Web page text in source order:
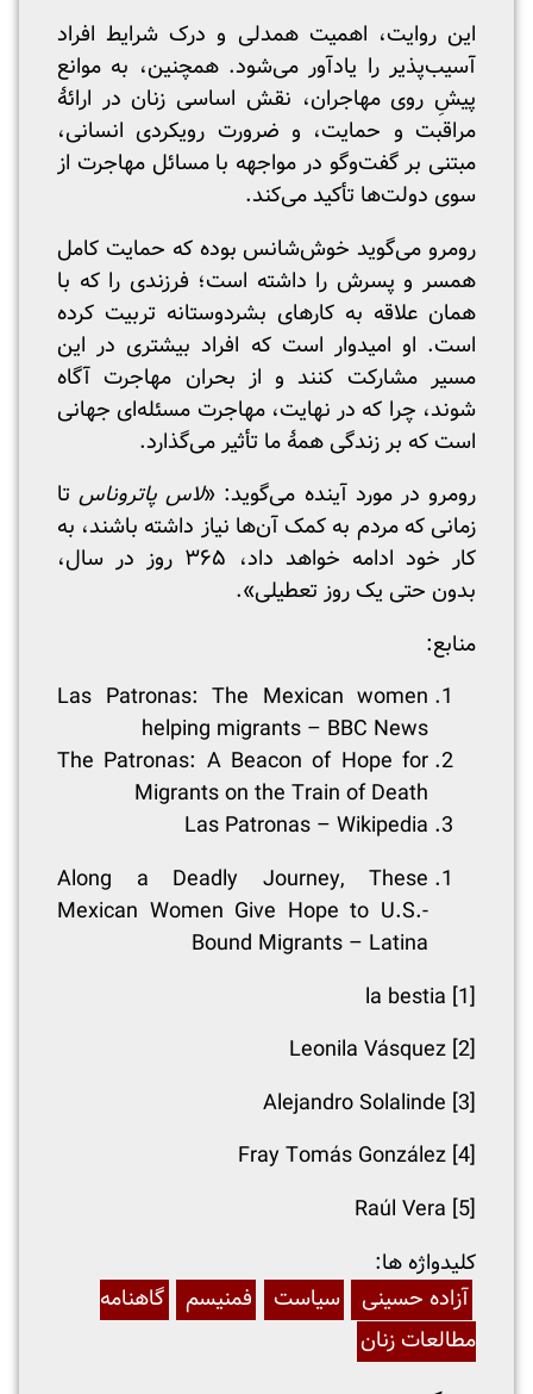
این روایت، اهمیت همدلی و درک شرایط افراد
آسیب‌پذیر را یادآور می‌شود. همچنین، به موانع
پیشِ ‌روی مهاجران، نقش اساسی زنان در ارائۀ
مراقبت و حمایت، و ضرورت رویکردی انسانی،
مبتنی بر گفت‌وگو در مواجهه با مسائل مهاجرت از
سوی دولت‌ها تأکید می‌کند.
رومرو می‌گوید خوش‌شانس بوده که حمایت کامل
همسر و پسرش را داشته است؛ فرزندی را که با
همان علاقه به کارهای بشردوستانه تربیت کرده
است. او امیدوار است که افراد بیشتری در این
مسیر مشارکت کنند و از بحران مهاجرت آگاه
شوند، چرا که در نهایت، مهاجرت مسئله‌ای جهانی
است که بر زندگی همۀ ما تأثیر می‌گذارد.
رومرو در مورد آینده می‌گوید: «لاس پاتروناس تا
زمانی که مردم به کمک آن‌ها نیاز داشته باشند، به
کار خود ادامه خواهد داد، ۳۶۵ روز در سال،
بدون حتی یک روز تعطیلی».
منابع:
Las Patronas: The Mexican women
helping migrants – BBC News
The Patronas: A Beacon of Hope for
Migrants on the Train of Death
Las Patronas – Wikipedia
Along a Deadly Journey, These
Mexican Women Give Hope to U.S.-
Bound Migrants – Latina
[1]
[2]
[3]
[4]
[5]
:کلیدواژه ها
آزاده حسینی
سیاست فمنیسم
گاهنامه
مطالعات زنان